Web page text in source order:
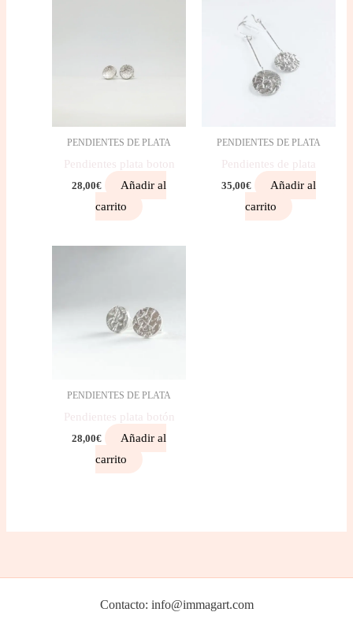
PENDIENTES DE PLATA
Pendientes plata boton
28,00€
Añadir al
carrito
PENDIENTES DE PLATA
Pendientes de plata
35,00€
Añadir al
carrito
PENDIENTES DE PLATA
Pendientes plata botón
28,00€
Añadir al
carrito
Contacto: info@immagart.com